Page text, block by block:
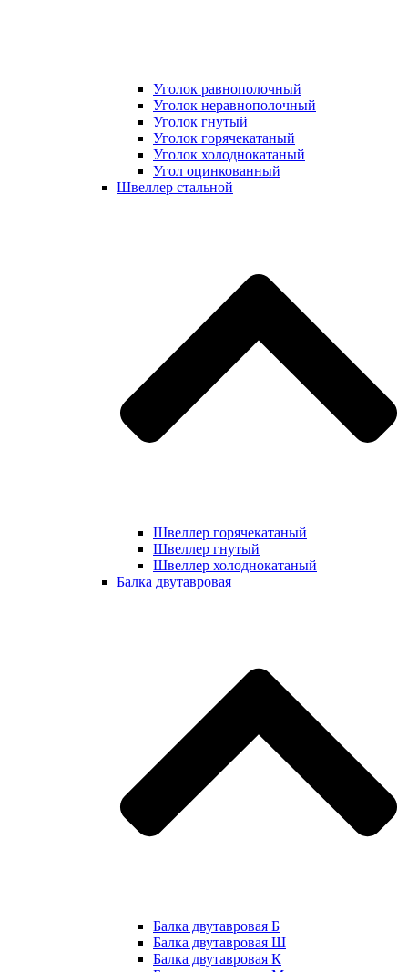
Уголок равнополочный
Уголок неравнополочный
Уголок гнутый
Уголок горячекатаный
Уголок холоднокатаный
Угол оцинкованный
Швеллер стальной
Швеллер горячекатаный
Швеллер гнутый
Швеллер холоднокатаный
Балка двутавровая
Балка двутавровая Б
Балка двутавровая Ш
Балка двутавровая К